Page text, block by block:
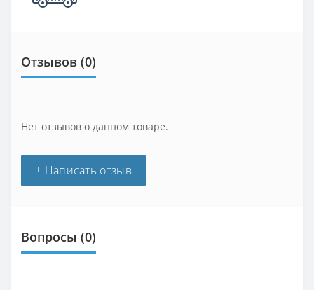
Отзывов (0)
Нет отзывов о данном товаре.
+ Написать отзыв
Вопросы (0)